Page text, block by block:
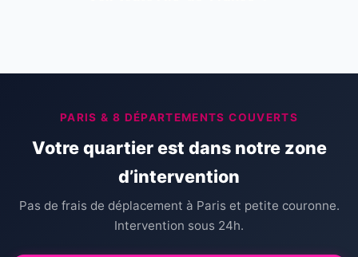
PARIS & 8 DÉPARTEMENTS COUVERTS
Votre quartier est dans notre zone
d’intervention
Pas de frais de déplacement à Paris et petite couronne.
Intervention sous 24h.